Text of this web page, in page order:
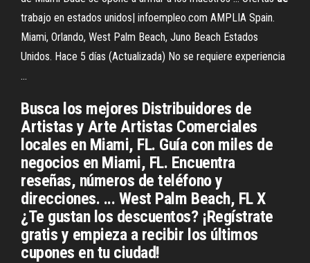
trabajo en estados unidos| infoempleo.com AMPLIA Spain.
Miami, Orlando, West Palm Beach, Juno Beach Estados
Unidos. Hace 5 días (Actualizada) No se requiere experiencia
...
Busca los mejores Distribuidores de
Artistas y Arte Artistas Comerciales
locales en Miami, FL. Guía con miles de
negocios en Miami, FL. Encuentra
reseñas, números de teléfono y
direcciones. ... West Palm Beach, FL X
¿Te gustan los descuentos? ¡Regístrate
gratis y empieza a recibir los últimos
cupones en tu ciudad!